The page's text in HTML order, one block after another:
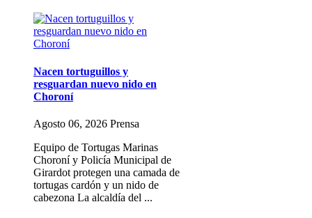
Nacen tortuguillos y
resguardan nuevo nido en
Choroní
Agosto 06, 2026 Prensa
Equipo de Tortugas Marinas
Choroní y Policía Municipal de
Girardot protegen una camada de
tortugas cardón y un nido de
cabezona La alcaldía del ...